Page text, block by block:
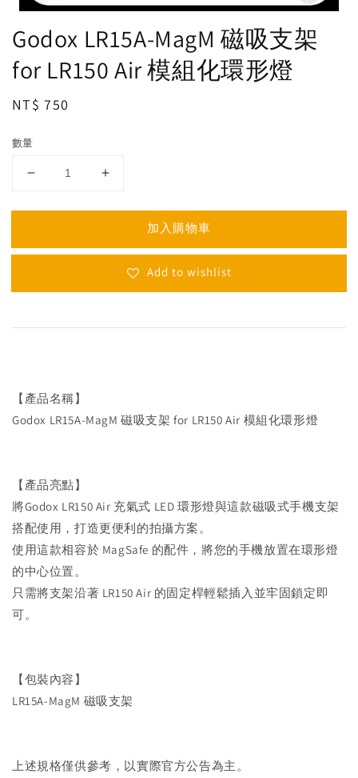
Godox LR15A-MagM 磁吸支架
for LR150 Air 模組化環形燈
Regular
NT$ 750
數量
加入購物車
Add to wishlist
【產品名稱】
Godox LR15A-MagM 磁吸支架 for LR150 Air 模組化環形燈
【產品亮點】
將Godox LR150 Air 充氣式 LED 環形燈與這款磁吸式手機支架
搭配使用，打造更便利的拍攝方案。
使用這款相容於 MagSafe 的配件，將您的手機放置在環形燈
的中心位置。
只需將支架沿著 LR150 Air 的固定桿輕鬆插入並牢固鎖定即
可。
【包裝內容】
LR15A-MagM 磁吸支架
上述規格僅供參考，以實際官方公告為主。